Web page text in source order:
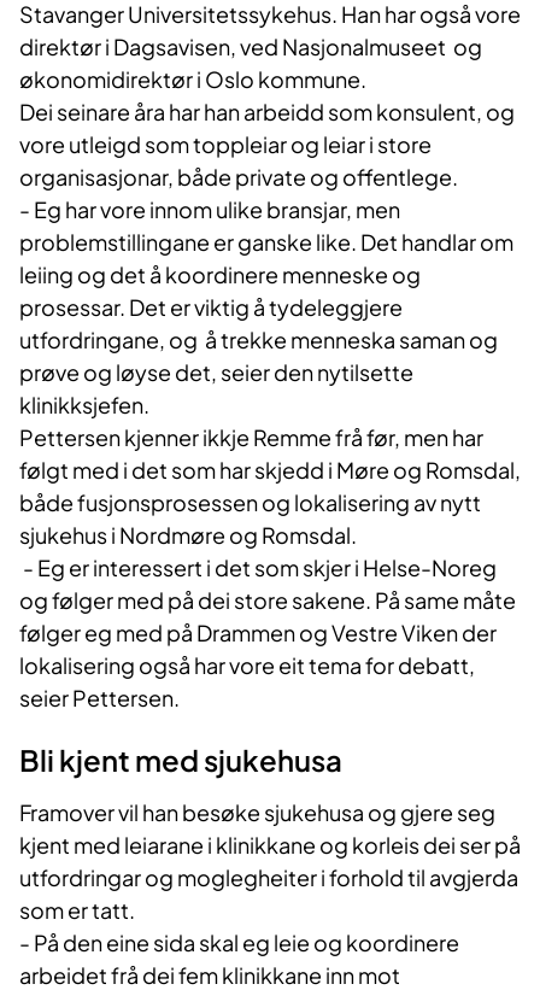
Stavanger Universitetssykehus. Han har også vore
direktør i Dagsavisen, ved Nasjonalmuseet og
økonomidirektør i Oslo kommune.
Dei seinare åra har han arbeidd som konsulent, og
vore utleigd som toppleiar og leiar i store
organisasjonar, både private og offentlege.
- Eg har vore innom ulike bransjar, men
problemstillingane er ganske like. Det handlar om
leiing og det å koordinere menneske og
prosessar. Det er viktig å tydeleggjere
utfordringane, og å trekke menneska saman og
prøve og løyse det, seier den nytilsette
klinikksjefen.
Pettersen kjenner ikkje Remme frå før, men har
følgt med i det som har skjedd i Møre og Romsdal,
både fusjonsprosessen og lokalisering av nytt
sjukehus i Nordmøre og Romsdal.
- Eg er interessert i det som skjer i Helse-Noreg
og følger med på dei store sakene. På same måte
følger eg med på Drammen og Vestre Viken der
lokalisering også har vore eit tema for debatt,
seier Pettersen.
Bli kjent med sjukehusa
Framover vil han besøke sjukehusa og gjere seg
kjent med leiarane i klinikkane og korleis dei ser på
utfordringar og moglegheiter i forhold til avgjerda
som er tatt.
- På den eine sida skal eg leie og koordinere
arbeidet frå dei fem klinikkane inn mot